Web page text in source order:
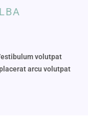
volutpat
arcu volutpat